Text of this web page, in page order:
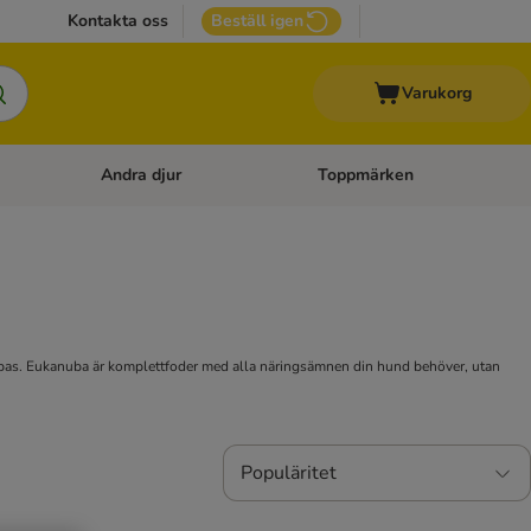
Kontakta oss Beställ igen
Varukorg
Open category menu: Veterinärfoder
Andra djur Open category menu: Andra
Toppmärken
Eukanuba är komplettfoder med alla näringsämnen din hund behöver, utan
Populäritet